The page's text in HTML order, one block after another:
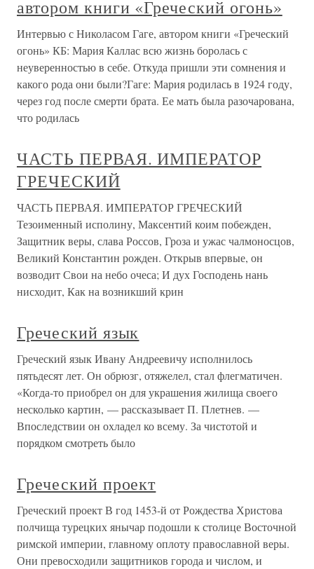
автором книги «Греческий огонь»
Интервью с Николасом Гаге, автором книги «Греческий
огонь» КБ: Мария Каллас всю жизнь боролась с
неуверенностью в себе. Откуда пришли эти сомнения и
какого рода они были?Гаге: Мария родилась в 1924 году,
через год после смерти брата. Ее мать была разочарована,
что родилась
ЧАСТЬ ПЕРВАЯ. ИМПЕРАТОР
ГРЕЧЕСКИЙ
ЧАСТЬ ПЕРВАЯ. ИМПЕРАТОР ГРЕЧЕСКИЙ
Тезоименный исполину, Максентий коим побежден,
Защитник веры, слава Россов, Гроза и ужас чалмоносцов,
Великий Константин рожден. Открыв впервые, он
возводит Свои на небо очеса; И дух Господень нань
нисходит, Как на возникший крин
Греческий язык
Греческий язык Ивану Андреевичу исполнилось
пятьдесят лет. Он обрюзг, отяжелел, стал флегматичен.
«Когда-то приобрел он для украшения жилища своего
несколько картин, — рассказывает П. Плетнев. —
Впоследствии он охладел ко всему. За чистотой и
порядком смотреть было
Греческий проект
Греческий проект В год 1453-й от Рождества Христова
полчища турецких янычар подошли к столице Восточной
римской империи, главному оплоту православной веры.
Они превосходили защитников города и числом, и